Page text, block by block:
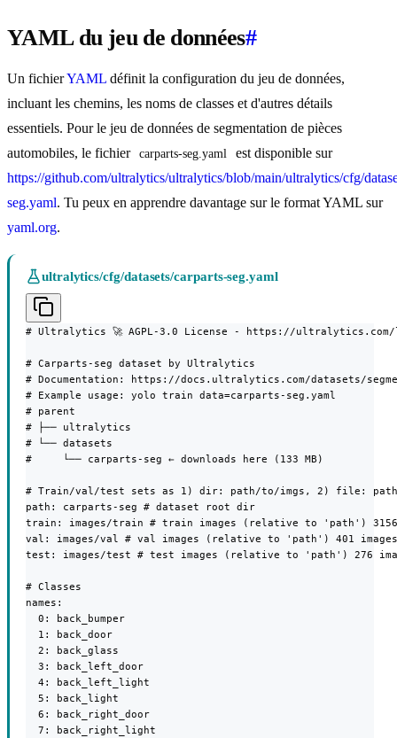
YAML du jeu de données#
Un fichierYAML définit la configuration du jeu de données,
incluant les chemins, les noms de classes et d'autres détails
essentiels. Pour le jeu de données de segmentation de pièces
automobiles, le fichier carparts-seg.yaml
est disponible sur
https://github.com/ultralytics/ultralytics/blob/main/ultralytics/cfg/
seg.yaml. Tu peux en apprendre davantage sur le format YAML sur
yaml.org.
ultralytics/cfg/datasets/carparts-seg.yaml
# Ultralytics 🚀 AGPL-3.0 License - https://ultralytics.com/
# Carparts-seg dataset by Ultralytics
# Documentation: https://docs.ultralytics.com/datasets/
# Example usage: yolo train data=carparts-seg.yaml
# parent
# ├── ultralytics
# └── datasets
#     └── carparts-seg ← downloads here (133 MB)
# Train/val/test sets as 1) dir: path/to/imgs, 2) file:
path: carparts-seg # dataset root dir
train: images/train # train images (relative to 'path') 3156
val: images/val # val images (relative to 'path') 401 images
test: images/test # test images (relative to 'path') 276
# Classes
names:
  0: back_bumper
  1: back_door
  2: back_glass
  3: back_left_door
  4: back_left_light
  5: back_light
  6: back_right_door
  7: back_right_light